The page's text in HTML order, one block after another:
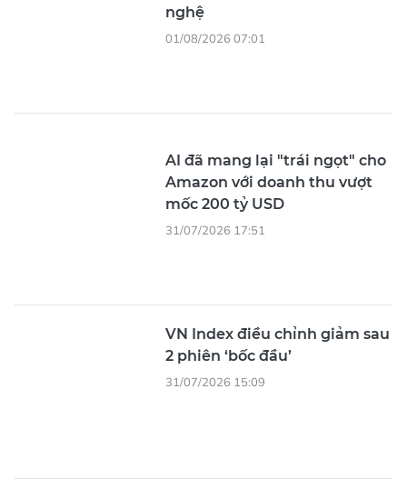
nghệ
01/08/2026 07:01
AI đã mang lại "trái ngọt" cho
Amazon với doanh thu vượt
mốc 200 tỷ USD
31/07/2026 17:51
VN Index điều chỉnh giảm sau
2 phiên ‘bốc đầu’
31/07/2026 15:09